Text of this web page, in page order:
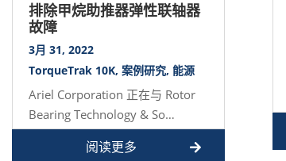
排除甲烷助推器弹性联轴器
故障
3月 31, 2022
TorqueTrak 10K, 案例研究, 能源
Ariel Corporation 正在与 Rotor
Bearing Technology & So…
阅读更多